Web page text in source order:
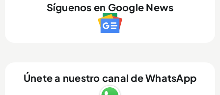
Síguenos en Google News
Únete a nuestro canal de WhatsApp